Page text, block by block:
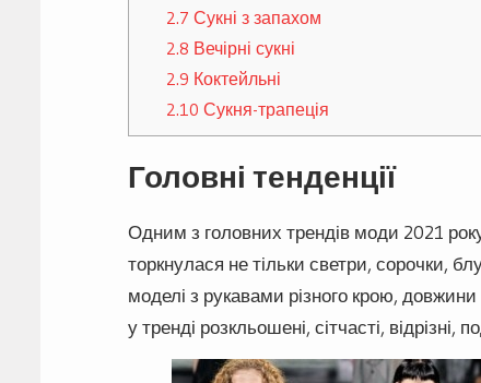
2.7 Сукні з запахом
2.8 Вечірні сукні
2.9 Коктейльні
2.10 Сукня-трапеція
Головні тенденції
Одним з головних трендів моди 2021
торкнулася не тільки светри, сорочки,
моделі з рукавами різного крою, довжини
у тренді розкльошені, сітчасті, відрізні,